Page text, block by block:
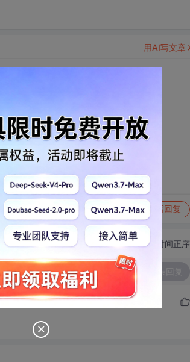
举报 写回复
用AI写文章
切换为时间正序